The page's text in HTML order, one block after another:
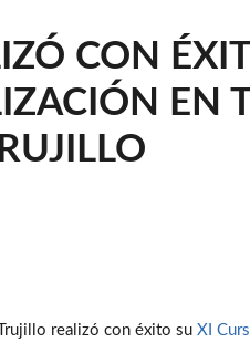
CON
EN
realizó con éxito su XI